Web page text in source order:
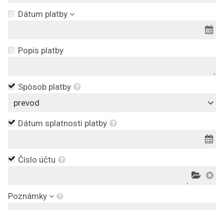
Dátum platby
Popis platby
Spôsob platby
prevod
Dátum splatnosti platby
Číslo účtu
Poznámky